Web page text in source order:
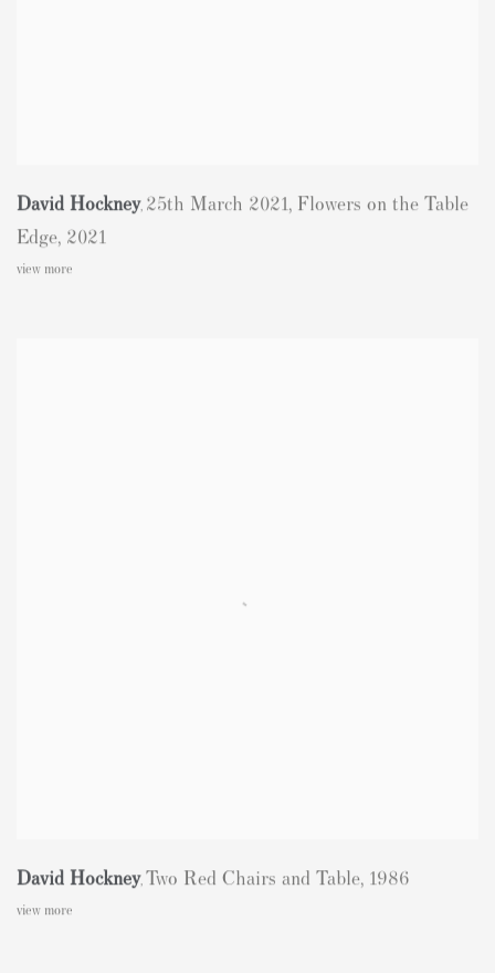
David Hockney, 25th March 2021, Flowers on the Table
Edge, 2021
view more
David Hockney,Two Red Chairs and Table, 1986
view more